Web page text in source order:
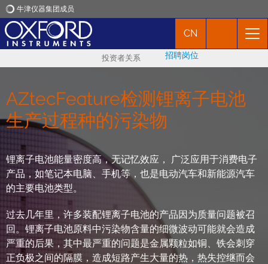
牛津仪器集团成员
应用
产品
市场活动
联络我们
CN
投资者关系 招聘岗位
AZtecFeature检测锂离子电池
生产过程种的污染物
锂离子电池能量密度高，无记忆效应， 广泛应用于消费电子
产品，如笔记本电脑、手机等，也是电动汽车和新能源汽车
的主要电池类型。
过去几年里，许多装配锂离子电池的产品因为质量问题被召
回。锂离子电池原料中污染物含量的细微波动可能就会造成
严重的后果，其中最严重的问题是金属颗粒如铜、铁会刺穿
正负极之间的隔膜，造成短路产生大量的热，热失控继而会